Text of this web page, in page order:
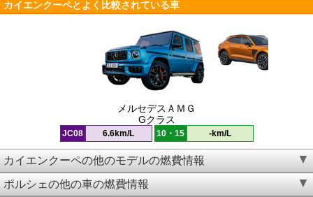
カイエンクーペとよく比較されている車
メルセデスＡＭＧ
Gクラス
JC08 6.6km/L 10・15 -km/L
カイエンクーペの他のモデルの燃費情報
ポルシェの他の車の燃費情報